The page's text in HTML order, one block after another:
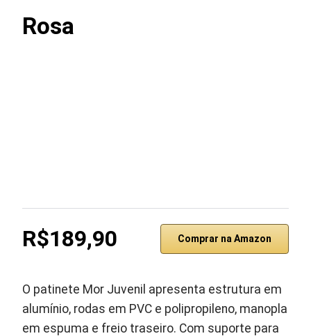
Rosa
R$189,90 Comprar na Amazon
O patinete Mor Juvenil apresenta estrutura em
alumínio, rodas em PVC e polipropileno, manopla
em espuma e freio traseiro. Com suporte para